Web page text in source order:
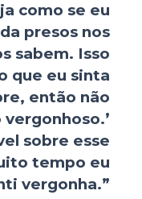
como se eu
presos nos
sabem. Isso
que eu sinta
então não
sobre esse
tempo eu
vergonha.”